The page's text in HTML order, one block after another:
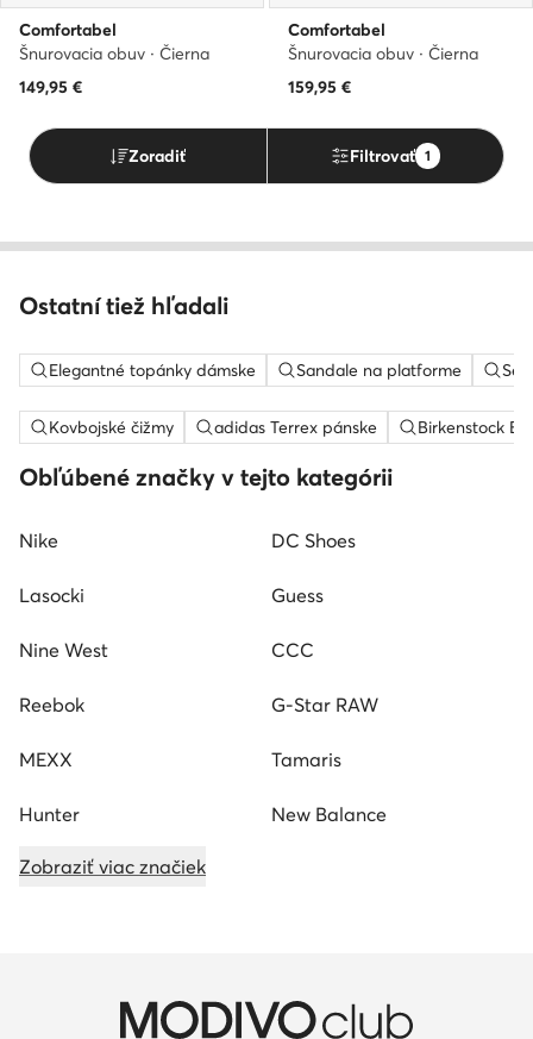
Comfortabel
Šnurovacia obuv · Čierna
149,95 €
Comfortabel
Šnurovacia obuv · Čierna
159,95 €
Zoradiť Filtrovať 1
Ostatní tiež hľadali
Elegantné topánky dámske Sandale na platforme
Kovbojské čižmy adidas Terrex pánske Birkenstock
Obľúbené značky v tejto kategórii
Nike DC Shoes
Lasocki Guess
Nine West CCC
Reebok G-Star RAW
MEXX Tamaris
Hunter New Balance
Zobraziť viac značiek